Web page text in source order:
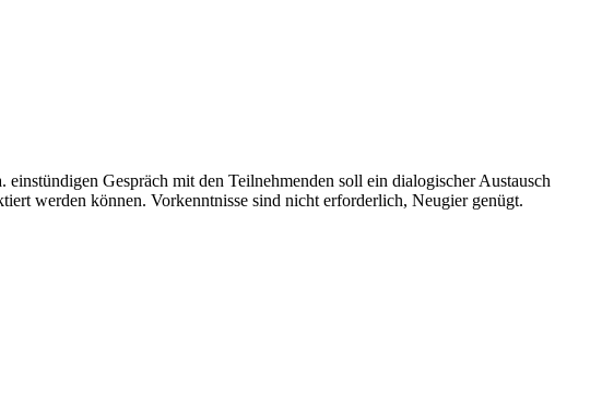
Gespräch mit den Teilnehmenden soll ein dialogischer Austausch
werden können. Vorkenntnisse sind nicht erforderlich, Neugier genügt.